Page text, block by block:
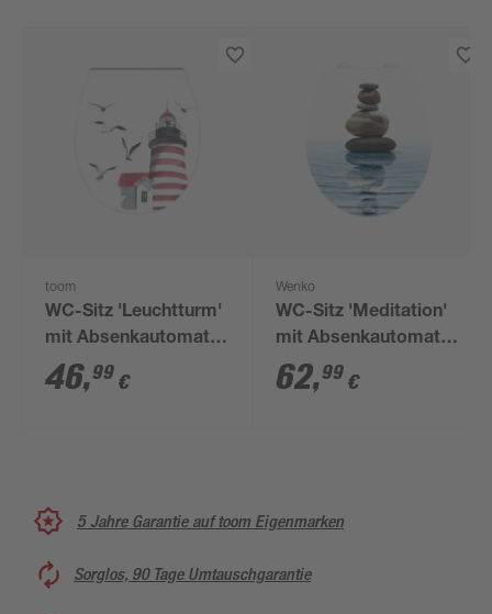
toom
WC-Sitz 'Leuchtturm'
mit Absenkautomatik
Duroplast
46,99 €
Wenko
WC-Sitz 'Meditation'
mit Absenkautomatik
Duroplast
62,99 €
5 Jahre Garantie auf toom Eigenmarken
Sorglos, 90 Tage Umtauschgarantie